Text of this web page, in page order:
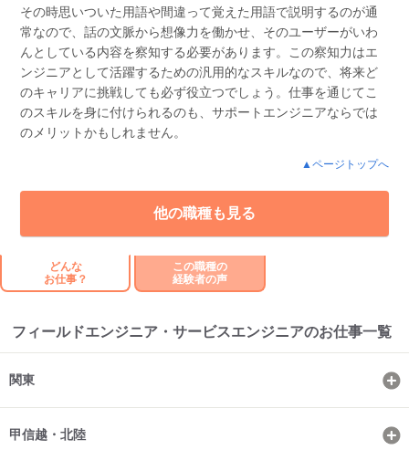
その時思いついた用語や間違って覚えた用語で説明するのが通
常なので、話の文脈から想像力を働かせ、そのユーザーがいわ
んとしている内容を察知する必要があります。この察知力はエ
ンジニアとして活躍するための汎用的なスキルなので、将来ど
のキャリアに挑戦しても必ず役立つでしょう。仕事を通じてこ
のスキルを身に付けられるのも、サポートエンジニアならでは
のメリットかもしれません。
▲ページトップへ
他の職種も見る
どんな
お仕事？
この職種の
経験者の声
フィールドエンジニア・サービスエンジニアのお仕事一覧
関東
甲信越・北陸